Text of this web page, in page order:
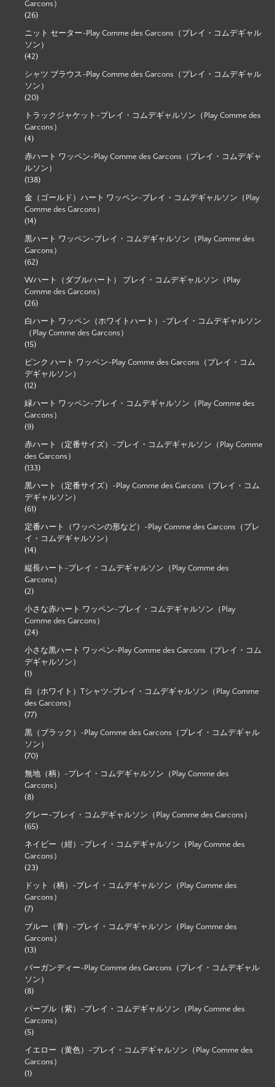
Garcons）
(26)
ニット セーター-Play Comme des Garcons（プレイ・コムデギャル
ソン）
(42)
シャツ ブラウス-Play Comme des Garcons（プレイ・コムデギャル
ソン）
(20)
トラックジャケット-プレイ・コムデギャルソン（Play Comme des
Garcons）
(4)
赤ハート ワッペン-Play Comme des Garcons（プレイ・コムデギャ
ルソン）
(138)
金（ゴールド）ハート ワッペン-プレイ・コムデギャルソン（Play
Comme des Garcons）
(14)
黒ハート ワッペン-プレイ・コムデギャルソン（Play Comme des
Garcons）
(62)
Wハート（ダブルハート） プレイ・コムデギャルソン（Play
Comme des Garcons）
(26)
白ハート ワッペン（ホワイトハート）-プレイ・コムデギャルソン
（Play Comme des Garcons）
(15)
ピンク ハート ワッペン-Play Comme des Garcons（プレイ・コム
デギャルソン）
(12)
緑ハート ワッペン-プレイ・コムデギャルソン（Play Comme des
Garcons）
(9)
赤ハート（定番サイズ）-プレイ・コムデギャルソン（Play Comme
des Garcons）
(133)
黒ハート（定番サイズ）-Play Comme des Garcons（プレイ・コム
デギャルソン）
(61)
定番ハート（ワッペンの形など）-Play Comme des Garcons（プレ
イ・コムデギャルソン）
(14)
縦長ハート-プレイ・コムデギャルソン（Play Comme des
Garcons）
(2)
小さな赤ハート ワッペン-プレイ・コムデギャルソン（Play
Comme des Garcons）
(24)
小さな黒ハート ワッペン-Play Comme des Garcons（プレイ・コム
デギャルソン）
(1)
白（ホワイト）Tシャツ-プレイ・コムデギャルソン（Play Comme
des Garcons）
(77)
黒（ブラック）-Play Comme des Garcons（プレイ・コムデギャル
ソン）
(70)
無地（柄）-プレイ・コムデギャルソン（Play Comme des
Garcons）
(8)
グレー-プレイ・コムデギャルソン（Play Comme des Garcons）
(65)
ネイビー（紺）-プレイ・コムデギャルソン（Play Comme des
Garcons）
(23)
ドット（柄）-プレイ・コムデギャルソン（Play Comme des
Garcons）
(7)
ブルー（青）-プレイ・コムデギャルソン（Play Comme des
Garcons）
(13)
バーガンディー-Play Comme des Garcons（プレイ・コムデギャル
ソン）
(8)
パープル（紫）-プレイ・コムデギャルソン（Play Comme des
Garcons）
(5)
イエロー（黄色）-プレイ・コムデギャルソン（Play Comme des
Garcons）
(1)